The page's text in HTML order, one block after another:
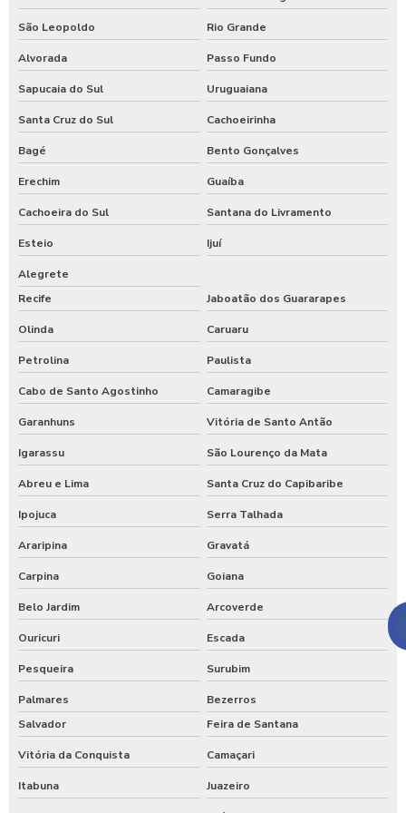
São Leopoldo Rio Grande
Alvorada Passo Fundo
Sapucaia do Sul Uruguaiana
Santa Cruz do Sul Cachoeirinha
Bagé Bento Gonçalves
Erechim Guaíba
Cachoeira do Sul Santana do Livramento
Esteio Ijuí
Alegrete
Recife
Jaboatão dos Guararapes
Olinda Caruaru
Petrolina Paulista
Cabo de Santo Agostinho Camaragibe
Garanhuns Vitória de Santo Antão
Igarassu São Lourenço da Mata
Abreu e Lima Santa Cruz do Capibaribe
Ipojuca Serra Talhada
Araripina Gravatá
Carpina Goiana
Belo Jardim Arcoverde
Ouricuri Escada
Pesqueira Surubim
Palmares
Bezerros
Salvador
Feira de Santana
Vitória da Conquista Camaçari
Itabuna Juazeiro